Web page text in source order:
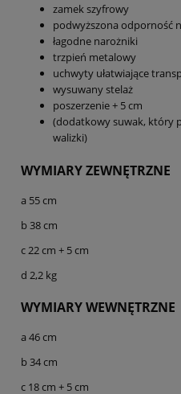
zamek szyfrowy
podwyższona odporność
łagodne narożniki
trzpień metalowy
uchwyty ułatwiające
wysuwany stelaż
poszerzenie + 5 cm
(dodatkowy suwak, który
walizki)
WYMIARY ZEWNĘTRZNE
a 55 cm
b 38 cm
c 22 cm + 5 cm
d 2,2 kg
WYMIARY WEWNĘTRZNE
a 46 cm
b 34 cm
c 18 cm + 5 cm